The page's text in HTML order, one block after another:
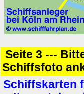
Seite 3 ---
Schiffsfoto
Schiffskarten